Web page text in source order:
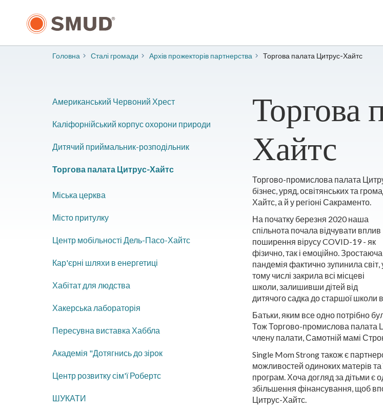
основного
Головна Сталі громади Архів прожекторів партнерства Торгова палата Цитрус-Хайтс
Торгова
Хайтс
Торгово-промислова палата
бізнес, уряд, освітянських та
Хайтс, а й у регіоні Сакраменто.
На початку березня 2020 наша
спільнота почала відчувати вплив
поширення вірусу COVID-19 - як
фізично, так і емоційно. Зростаюча
пандемія фактично зупинила світ,
тому числі закрила всі місцеві
школи, залишивши дітей від
дитячого садка до старшої школи
Батьки, яким все одно потрібно
Тож Торгово-промислова палата
члену палати, Самотній мамі
Single Mom Strong також є
можливостей одиноких матерів та
програм. Хоча догляд за дітьми є
збільшення фінансування, щоб
Цитрус-Хайтс.
Американський Червоний Хрест
Каліфорнійський корпус охорони природи
Дитячий приймальник-розподільник
Торгова палата Цитрус-Хайтс
Міська церква
Місто притулку
Центр мобільності Дель-Пасо-Хайтс
Кар'єрні шляхи в енергетиці
Хабітат для людства
Хакерська лабораторія
Пересувна виставка Хаббла
Академія "Дотягнись до зірок
Центр розвитку сім'ї Робертс
ШУКАТИ